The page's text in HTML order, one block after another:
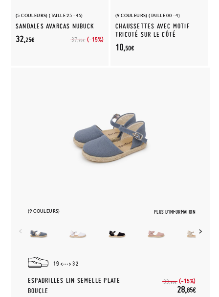
(5 COULEURS) (TAILLE 25 - 45)
SANDALES AVARCAS NUBUCK
37,95€ (-15%)
32,25€
(9 COULEURS) (TAILLE 00 - 4)
CHAUSSETTES AVEC MOTIF
TRICOTÉ SUR LE CÔTÉ
10,50€
(9 COULEURS) PLUS D'INFORMATION
19 32
ESPADRILLES LIN SEMELLE PLATE
BOUCLE
33,95€ (-15%)
28,85€